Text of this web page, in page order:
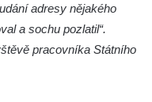
adresy nějakého
a sochu pozlatil“.
pracovníka Státního